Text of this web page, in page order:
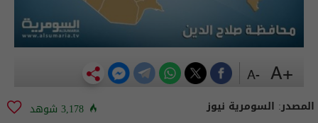
المصدر: السومرية نيوز 3,178 شوهد
+A
-A